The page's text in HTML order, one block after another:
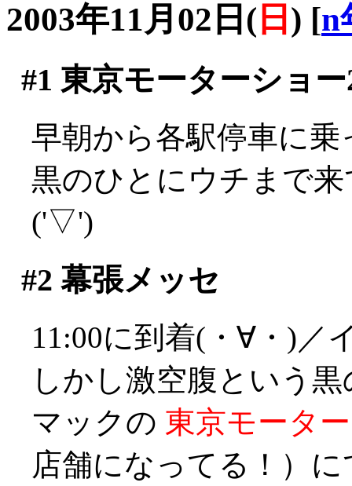
2003年11月02日( 日 ) [n
#1 東京モーターショー
早朝から各駅停車に
黒のひとにウチまで
('▽')
#2 幕張メッセ
11:00に到着(・∀・)／
しかし激空腹という
マックの 東京モータ
店舗になってる！）に